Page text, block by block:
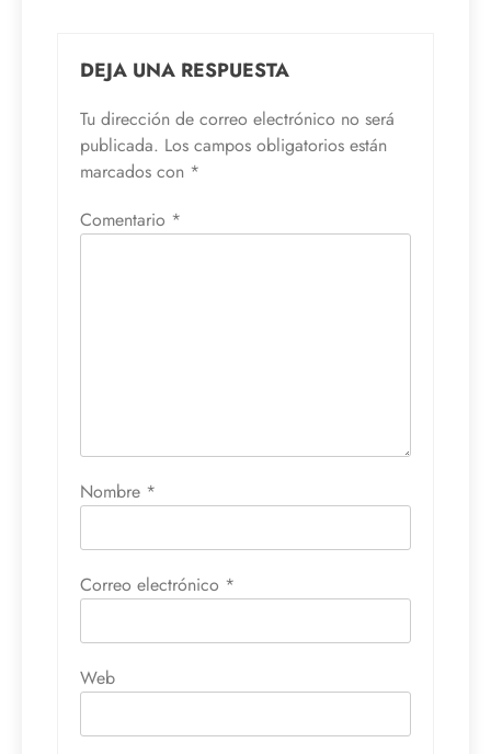
DEJA UNA RESPUESTA
Tu dirección de correo electrónico no será
publicada. Los campos obligatorios están
marcados con *
Comentario *
Nombre *
Correo electrónico *
Web